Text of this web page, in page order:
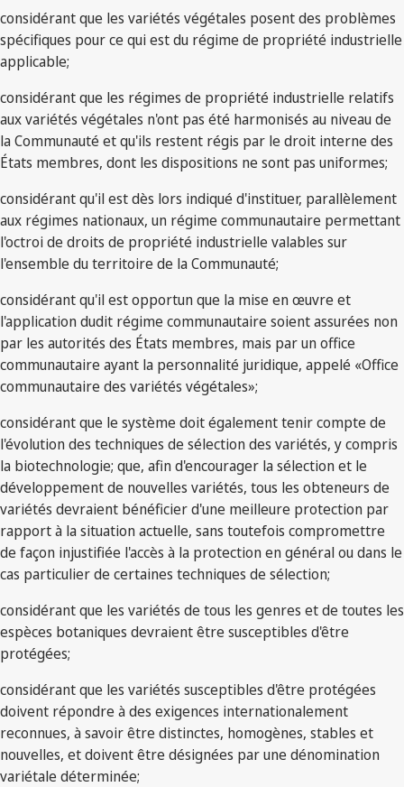
considérant que les variétés végétales posent des problèmes
spécifiques pour ce qui est du régime de propriété industrielle
applicable;
considérant que les régimes de propriété industrielle relatifs
aux variétés végétales n'ont pas été harmonisés au niveau de
la Communauté et qu'ils restent régis par le droit interne des
États membres, dont les dispositions ne sont pas uniformes;
considérant qu'il est dès lors indiqué d'instituer, parallèlement
aux régimes nationaux, un régime communautaire permettant
l'octroi de droits de propriété industrielle valables sur
l'ensemble du territoire de la Communauté;
considérant qu'il est opportun que la mise en œuvre et
l'application dudit régime communautaire soient assurées non
par les autorités des États membres, mais par un office
communautaire ayant la personnalité juridique, appelé «Office
communautaire des variétés végétales»;
considérant que le système doit également tenir compte de
l'évolution des techniques de sélection des variétés, y compris
la biotechnologie; que, afin d'encourager la sélection et le
développement de nouvelles variétés, tous les obteneurs de
variétés devraient bénéficier d'une meilleure protection par
rapport à la situation actuelle, sans toutefois compromettre
de façon injustifiée l'accès à la protection en général ou dans le
cas particulier de certaines techniques de sélection;
considérant que les variétés de tous les genres et de toutes les
espèces botaniques devraient être susceptibles d'être
protégées;
considérant que les variétés susceptibles d'être protégées
doivent répondre à des exigences internationalement
reconnues, à savoir être distinctes, homogènes, stables et
nouvelles, et doivent être désignées par une dénomination
variétale déterminée;